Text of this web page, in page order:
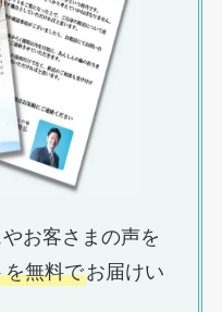
お客さまの声を
無料でお届けい